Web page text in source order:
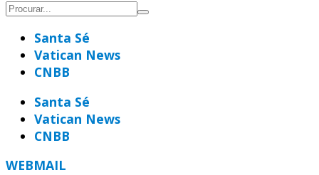
Santa Sé
Vatican News
CNBB
Santa Sé
Vatican News
CNBB
WEBMAIL